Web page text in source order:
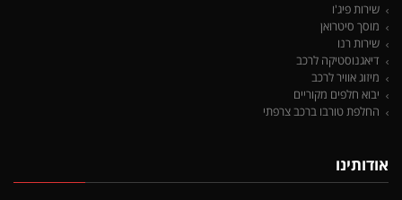
שירות פיג'ו
מוסך סיטרואן
שירות רנו
דיאגנוסטיקה לרכב
מיזוג אוויר לרכב
יבוא חלפים מקוריים
החלפת טורבו ברכב צרפתי
אודותינו